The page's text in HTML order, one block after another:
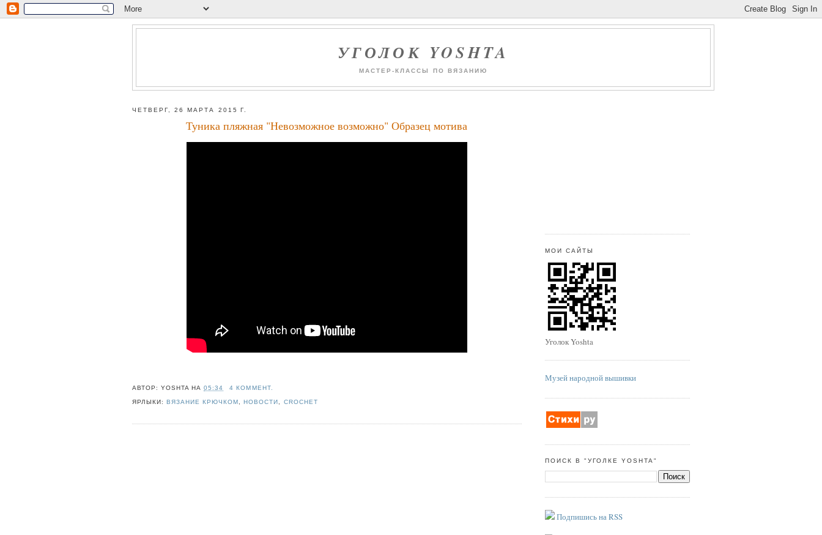
УГОЛОК YOSHTA
МАСТЕР-КЛАССЫ ПО ВЯЗАНИЮ
ЧЕТВЕРГ, 26 МАРТА 2015 Г.
Туника пляжная "Невозможное возможно" Образец мотива
АВТОР:YOSHTA НА05:34 4 КОММЕНТ.
ЯРЛЫКИ:ВЯЗАНИЕ КРЮЧКОМ,НОВОСТИ, CROCHET
МОИ САЙТЫ
Уголок Yoshta
Музей народной вышивки
ПОИСК В "УГОЛКЕ YOSHTA"
Подпишись на RSS